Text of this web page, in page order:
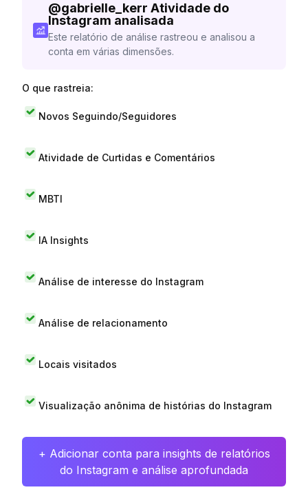
@gabrielle_kerr Atividade do
Instagram analisada
Este relatório de análise rastreou e analisou a
conta em várias dimensões.
O que rastreia:
Novos Seguindo/Seguidores
Atividade de Curtidas e Comentários
MBTI
IA Insights
Análise de interesse do Instagram
Análise de relacionamento
Locais visitados
Visualização anônima de histórias do Instagram
+ Adicionar conta para insights de relatórios
do Instagram e análise aprofundada